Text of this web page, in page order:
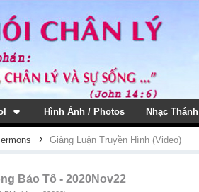
Hình Ảnh / Photos Nhạc Thánh
› Giảng Luận Truyền Hình (Video)
Bảo Tố - 2020Nov22